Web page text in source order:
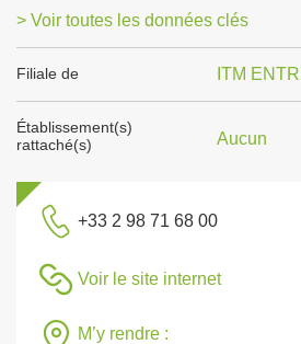
> Voir toutes les données clés
Filiale de ITM
Établissement(s)
rattaché(s)
Aucun
+33 2 98 71 68 00
Voir le site internet
M’y rendre :